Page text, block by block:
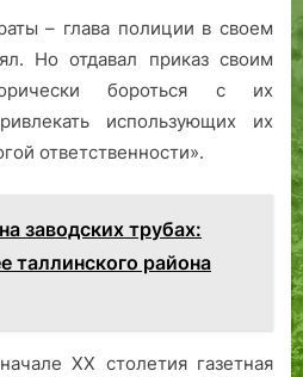
– глава полиции в своем
Но отдавал приказ своим
бороться с их
использующих их
ответственности».
заводских трубах:
таллинского района
ХХ столетия газетная